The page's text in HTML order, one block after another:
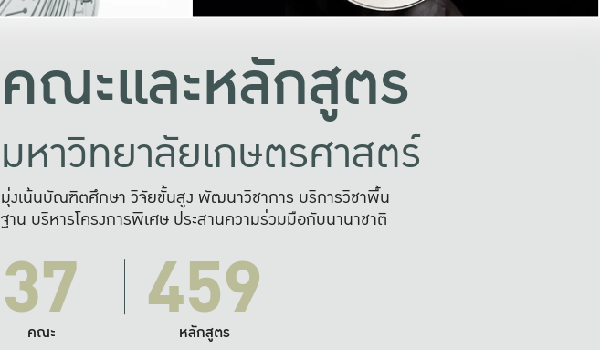
คณะและหลักสูตร
มหาวิทยาลัยเกษตรศาสตร์
มุ่งเน้นบัณฑิตศึกษา วิจัยขั้นสูง พัฒนาวิชาการ บริการวิชาพื้น
ฐาน บริหารโครงการพิเศษ ประสานความร่วมมือกับนานาชาติ
37
คณะ 459
หลักสูตร